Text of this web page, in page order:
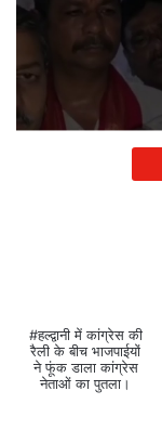
#हल्द्वानी में कांग्रेस की
रैली के बीच भाजपाईयों
ने फूंक डाला कांग्रेस
नेताओं का पुतला।